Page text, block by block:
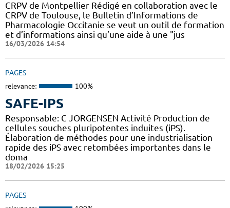
CRPV de Montpellier Rédigé en collaboration avec le
CRPV de Toulouse, le Bulletin d’Informations de
Pharmacologie Occitanie se veut un outil de formation
et d’informations ainsi qu’une aide à une "jus
16/03/2026 14:54
PAGES
relevance: 100%
SAFE-IPS
Responsable: C JORGENSEN Activité Production de
cellules souches pluripotentes induites (iPS).
Élaboration de méthodes pour une industrialisation
rapide des iPS avec retombées importantes dans le
doma
18/02/2026 15:25
PAGES